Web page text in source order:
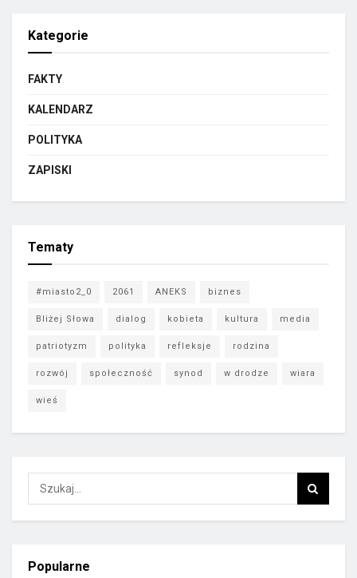
Kategorie
FAKTY
KALENDARZ
POLITYKA
ZAPISKI
Tematy
#miasto2_0 2061 ANEKS biznes
Bliżej Słowa dialog kobieta kultura media
patriotyzm polityka refleksje rodzina
rozwój społeczność synod w drodze wiara
wieś
Popularne